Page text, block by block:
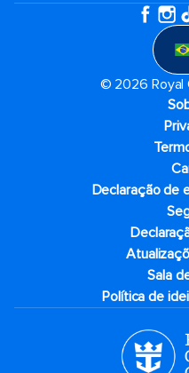
© 2026 Royal
Declaração de
Sala
Política de